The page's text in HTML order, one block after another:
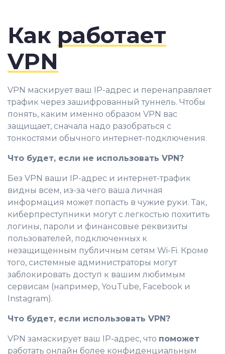
Как работает
VPN
VPN маскирует ваш IP-адрес и перенаправляет
трафик через зашифрованный туннель. Чтобы
понять, каким именно образом VPN вас
защищает, сначала надо разобраться с
тонкостями обычного интернет-подключения.
Что будет, если не использовать VPN?
Без VPN ваши IP-адрес и интернет-трафик
видны всем, из-за чего ваша личная
информация может попасть в чужие руки. Так,
киберпреступники могут с легкостью похитить
логины, пароли и финансовые реквизиты
пользователей, подключенных к
незащищенным публичным сетям Wi-Fi. Кроме
того, системные администраторы могут
заблокировать доступ к вашим любимым
сервисам (например, YouTube, Facebook и
Instagram).
Что будет, если использовать VPN?
VPN замаскирует ваш IP-адрес, что поможет
работать онлайн более конфиденциальным